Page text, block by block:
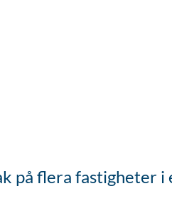
på flera fastigheter i